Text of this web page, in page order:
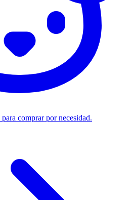
comprar por necesidad.